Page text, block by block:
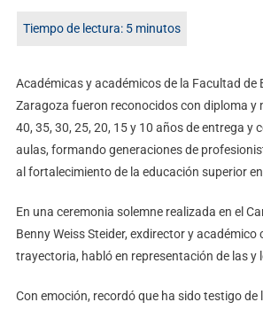
Académicas y académicos de la Facultad de
Zaragoza fueron reconocidos con diploma y
40, 35, 30, 25, 20, 15 y 10 años de entrega y
aulas, formando generaciones de
al fortalecimiento de la educación superior
En una ceremonia solemne realizada en el
Benny Weiss Steider, exdirector y académico
trayectoria, habló en representación de las y
Con emoción, recordó que ha sido testigo de